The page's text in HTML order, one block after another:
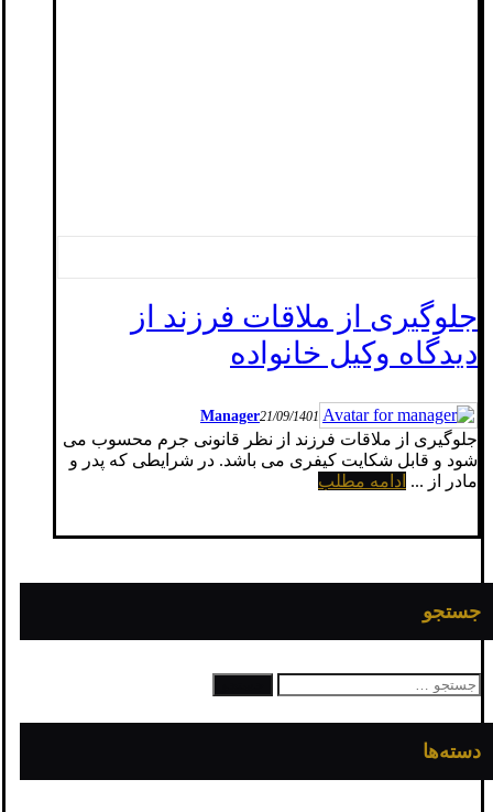
جلوگیری از ملاقات فرزند از
دیدگاه وکیل خانواده
Manager21/09/1401
جلوگیری از ملاقات فرزند از نظر قانونی جرم محسوب می
شود و قابل شکایت کیفری می باشد. در شرایطی که پدر و
مادر از ... ادامه مطلب
جستجو
جستجو
دسته‌ها